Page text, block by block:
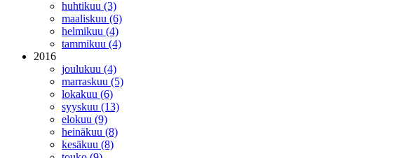
huhtikuu (3)
maaliskuu (6)
helmikuu (4)
tammikuu (4)
2016
joulukuu (4)
marraskuu (5)
lokakuu (6)
syyskuu (13)
elokuu (9)
heinäkuu (8)
kesäkuu (8)